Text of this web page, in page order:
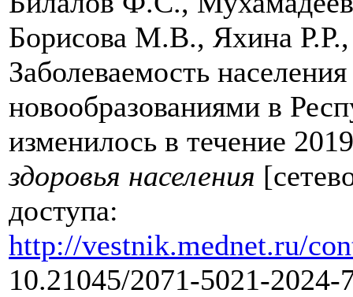
Борисова М.В., Яхина
Заболеваемость
новообразованиями в
изменилось в течение
здоровья населения
доступа:
http://vestnik.mednet.ru/
10.21045/2071-5021-2024-